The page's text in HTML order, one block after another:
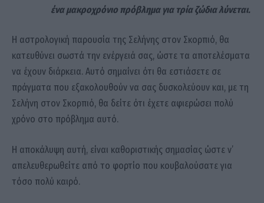
ένα μακροχρόνιο πρόβλημα για τρία ζώδια λύνεται.
Η αστρολογική παρουσία της Σελήνης στον Σκορπιό, θα
κατευθύνει σωστά την ενέργειά σας, ώστε τα αποτελέσματα
να έχουν διάρκεια. Αυτό σημαίνει ότι θα εστιάσετε σε
πράγματα που εξακολουθούν να σας δυσκολεύουν και, με τη
Σελήνη στον Σκορπιό, θα δείτε ότι έχετε αφιερώσει πολύ
χρόνο στο πρόβλημα αυτό.
Η αποκάλυψη αυτή, είναι καθοριστικής σημασίας ώστε ν’
απελευθερωθείτε από το φορτίο που κουβαλούσατε για
τόσο πολύ καιρό.